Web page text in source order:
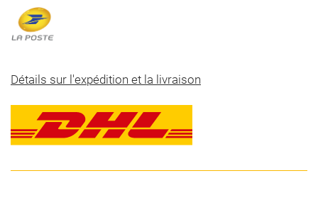
Détails sur l'expédition et la livraison